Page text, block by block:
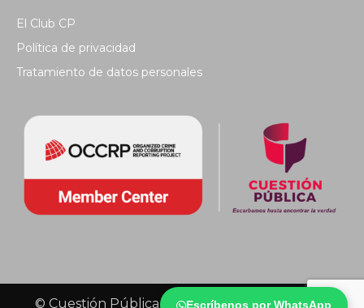
Escríbenos por WhatsApp
El Club CP
Política de privacidad
Tratamiento de datos personales
© Cuestión Pública 2018 - Todos los derechos